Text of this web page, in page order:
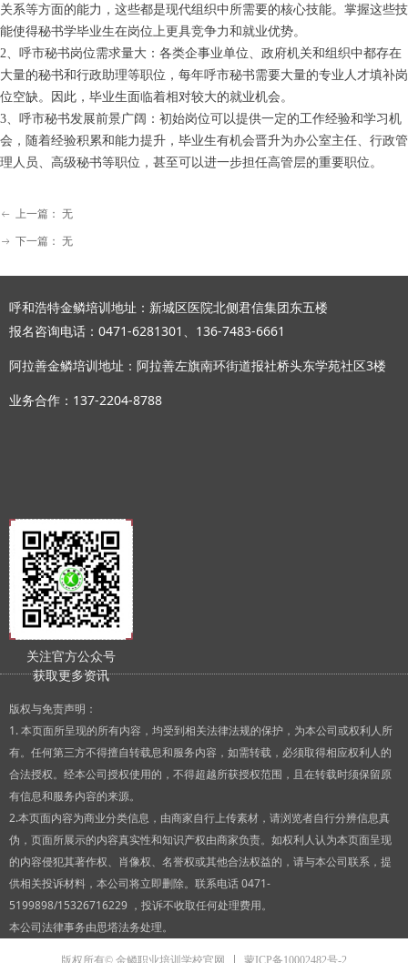
关系等方面的能力，这些都是现代组织中所需要的核心技能。掌握这些技
能使得秘书学毕业生在岗位上更具竞争力和就业优势。
2、呼市秘书岗位需求量大：各类企事业单位、政府机关和组织中都存在
大量的秘书和行政助理等职位，每年呼市秘书需要大量的专业人才填补岗
位空缺。因此，毕业生面临着相对较大的就业机会。
3、呼市秘书发展前景广阔：初始岗位可以提供一定的工作经验和学习机
会，随着经验积累和能力提升，毕业生有机会晋升为办公室主任、行政管
理人员、高级秘书等职位，甚至可以进一步担任高管层的重要职位。
ꂃ 上一篇： 无
ꁹ 下一篇： 无
呼和浩特金鳞培训地址：新城区医院北侧君信集团东五楼
报名咨询电话：0471-6281301、136-7483-6661
阿拉善金鳞培训地址：阿拉善左旗南环街道报社桥头东学苑社区3楼
业务合作：137-2204-8788
版权与免责声明：
1. 本页面所呈现的所有内容，均受到相关法律法规的保护，为本公司或权利人所
有。任何第三方不得擅自转载息和服务内容，如需转载，必须取得相应权利人的
合法授权。经本公司授权使用的，不得超越所获授权范围，且在转载时须保留原
有信息和服务内容的来源。
2.本页面内容为商业分类信息，由商家自行上传素材，请浏览者自行分辨信息真
伪，页面所展示的内容真实性和知识产权由商家负责。如权利人认为本页面呈现
的内容侵犯其著作权、肖像权、名誉权或其他合法权益的，请与本公司联系，提
供相关投诉材料，本公司将立即删除。联系电话 0471-
5199898/15326716229 ，投诉不收取任何处理费用。
本公司法律事务由思塔法务处理。
关注官方公众号
获取更多资讯
蒙ICP备10002482号-2